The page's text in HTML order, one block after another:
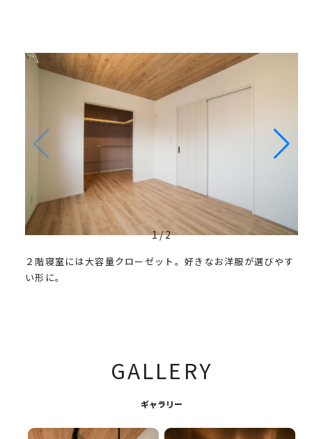
1/2
２階寝室には大容量クローゼット。好きなお洋服が選びやす
い形に。
GALLERY
ギャラリー